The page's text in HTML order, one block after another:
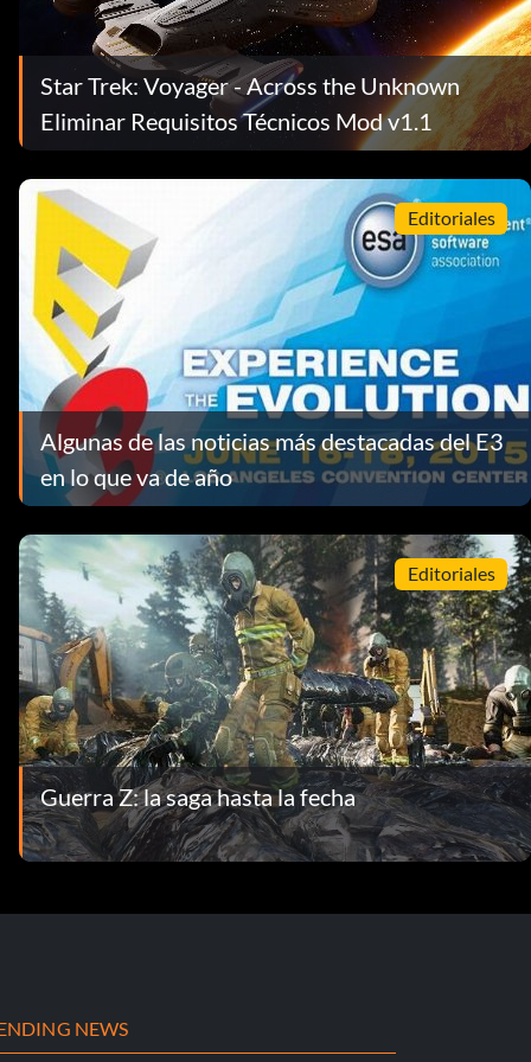
Star Trek: Voyager - Across the Unknown
Eliminar Requisitos Técnicos Mod v1.1
Editoriales
Algunas de las noticias más destacadas del E3
en lo que va de año
Editoriales
Guerra Z: la saga hasta la fecha
NEWS